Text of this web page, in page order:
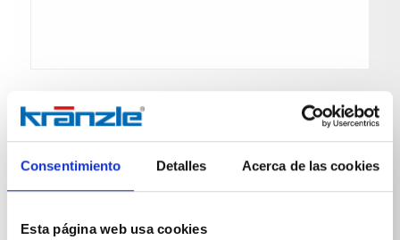
Consentimiento Detalles Acerca de las cookies
Esta página web usa cookies
Boquilla de suelo